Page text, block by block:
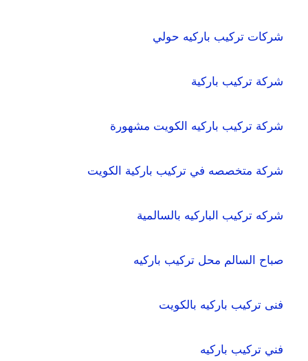
شركات تركيب باركيه حولي
شركة تركيب باركية
شركة تركيب باركيه الكويت مشهورة
شركة متخصصه في تركيب باركية الكويت
شركه تركيب الباركيه بالسالمية
صباح السالم محل تركيب باركيه
فنى تركيب باركيه بالكويت
فني تركيب باركيه